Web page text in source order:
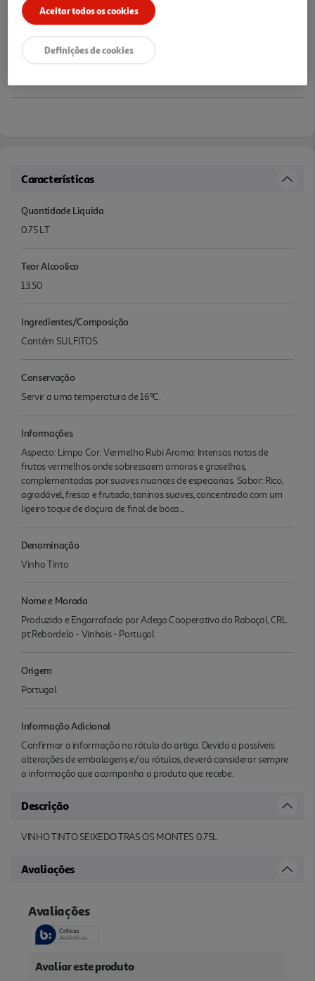
Características
Quantidade Liquida
0.75 LT
Teor Alcoolico
13.50
Ingredientes/Composição
Contém SULFITOS.
Conservação
Servir a uma temperatura de 16ºC.
Informações
Aspecto: Limpo Cor: Vermelho Rubi Aroma: Intensas notas de
frutos vermelhos onde sobressaem amoras e groselhas,
complementadas por suaves nuances de especiarias. Sabor: Rico,
agradável, fresco e frutado, taninos suaves, concentrado com um
ligeiro toque de doçura de final de boca...
Denominação
Vinho Tinto
Nome e Morada
Produzido e Engarrafado por Adega Cooperativa do Rabaçal, CRL
pt:Rebordelo - Vinhais - Portugal
Origem
Portugal
Informação Adicional
Confirmar a informação no rótulo do artigo. Devido a possíveis
alterações de embalagens e/ou rótulos, deverá considerar sempre
a informação que acompanha o produto que recebe.
Descrição
VINHO TINTO SEIXEDO TRAS OS MONTES 0.75L
Avaliações
Aceitar todos os cookies
Definições de cookies